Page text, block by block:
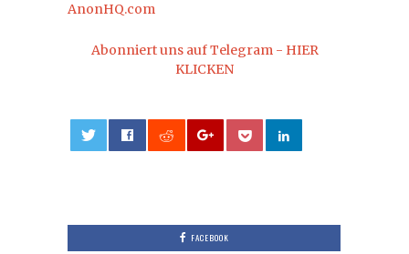
AnonHQ.com
Abonniert uns auf Telegram - HIER
KLICKEN
FACEBOOK